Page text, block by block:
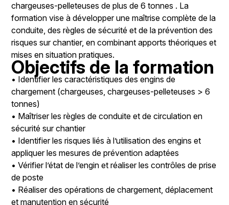
chargeuses-pelleteuses de plus de 6 tonnes . La
formation vise à développer une maîtrise complète de la
conduite, des règles de sécurité et de la prévention des
risques sur chantier, en combinant apports théoriques et
mises en situation pratiques.
Objectifs de la formation
• Identifier les caractéristiques des engins de
chargement (chargeuses, chargeuses-pelleteuses > 6
tonnes)
• Maîtriser les règles de conduite et de circulation en
sécurité sur chantier
• Identifier les risques liés à l’utilisation des engins et
appliquer les mesures de prévention adaptées
• Vérifier l’état de l’engin et réaliser les contrôles de prise
de poste
• Réaliser des opérations de chargement, déplacement
et manutention en sécurité